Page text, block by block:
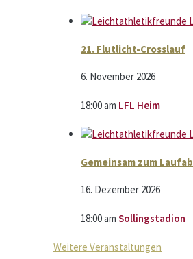
21. Flutlicht-Crosslauf
6. November 2026
18:00am LFL Heim
Gemeinsam zum
16. Dezember 2026
18:00am Sollingstadion
Weitere Veranstaltungen